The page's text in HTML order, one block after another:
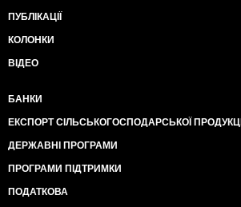
ПУБЛІКАЦІЇ
КОЛОНКИ
ВІДЕО
БАНКИ
ЕКСПОРТ СІЛЬСЬКОГОСПОДАРСЬКОЇ ПРОДУКЦІЇ
ДЕРЖАВНІ ПРОГРАМИ
ПРОГРАМИ ПІДТРИМКИ
ПОДАТКОВА